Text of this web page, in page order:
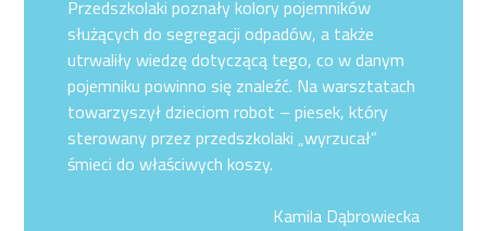
Przedszkolaki poznały kolory pojemników
służących do segregacji odpadów, a także
utrwaliły wiedzę dotyczącą tego, co w danym
pojemniku powinno się znaleźć. Na warsztatach
towarzyszył dzieciom robot – piesek, który
sterowany przez przedszkolaki „wyrzucał”
śmieci do właściwych koszy.
Kamila Dąbrowiecka